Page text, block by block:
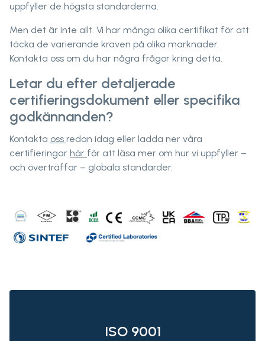
uppfyller de högsta standarderna.
Men det är inte allt. Vi har många olika certifikat för att
täcka de varierande kraven på olika marknader.
Kontakta oss om du har några frågor kring detta.
Letar du efter detaljerade
certifieringsdokument eller specifika
godkännanden?
Kontakta oss redan idag eller ladda ner våra
certifieringar här för att läsa mer om hur vi uppfyller –
och överträffar – globala standarder.
ISO 9001